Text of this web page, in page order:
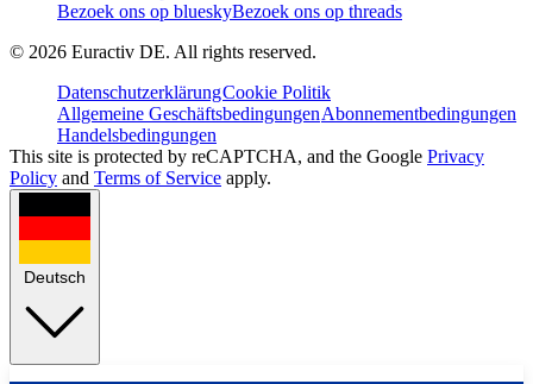
Bezoek ons op blueskyBezoek ons op threads
© 2026 Euractiv DE. All rights reserved.
DatenschutzerklärungCookie Politik
Allgemeine GeschäftsbedingungenAbonnementbedingungen
Handelsbedingungen
This site is protected by reCAPTCHA, and the Google Privacy
Policy and Terms of Service apply.
Deutsch